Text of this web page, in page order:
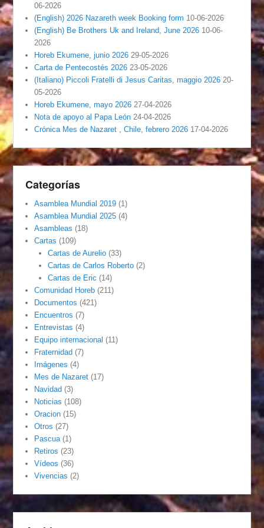
06-2026
(English) 2026 Nazareth week Booking form 10-06-2026
(English) Be Brothers Uk and Ireland, June 2026 10-06-
2026
Horeb Ekumene, junio 2026 29-05-2026
Carta de Pentecostés 2026 23-05-2026
(Italiano) Piccoli Fratelli di Jesus Caritas, maggio 2026 20-
05-2026
Horeb Ekumene, mayo 2026 27-04-2026
Nota de apoyo al Papa León 24-04-2026
Crónica Mes de Nazaret , Chile, febrero 2026 17-04-2026
Categorías
Asamblea Mundial 2019 (1)
Asamblea Mundial 2025 (4)
Asambleas (18)
Cartas (109)
Cartas de Aurelio(33)
Cartas de Carlos Roberto(2)
Cartas de Eric (14)
Comunidad Horeb (211)
Documentos (421)
Encuentros (7)
Entrevistas (4)
Equipo internacional (11)
Fraternidad (7)
Imágenes (4)
Mes de Nazaret (17)
Navidad (3)
Noticias (108)
Oracion (15)
Otros (27)
Pascua (1)
Retiros (23)
Vídeos (36)
Vivencias (2)